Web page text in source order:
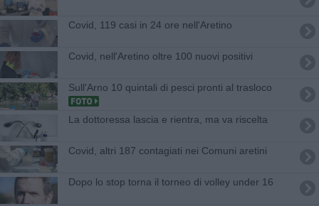
Covid, 119 casi in 24 ore nell'Aretino
Covid, nell'Aretino oltre 100 nuovi positivi
Sull'Arno 10 quintali di pesci pronti al trasloco
La dottoressa lascia e rientra, ma va riscelta
Covid, altri 187 contagiati nei Comuni aretini
Dopo lo stop torna il torneo di volley under 16